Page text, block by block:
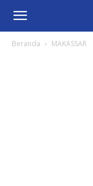
Beranda MAKASSAR